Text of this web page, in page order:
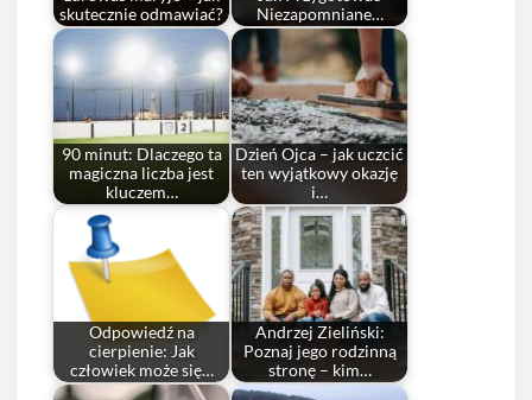
skutecznie odmawiać?
Niezapomniane…
90 minut: Dlaczego ta
magiczna liczba jest
kluczem…
Dzień Ojca – jak uczcić
ten wyjątkowy okazję
i…
Odpowiedź na
cierpienie: Jak
człowiek może się…
Andrzej Zieliński:
Poznaj jego rodzinną
stronę – kim…